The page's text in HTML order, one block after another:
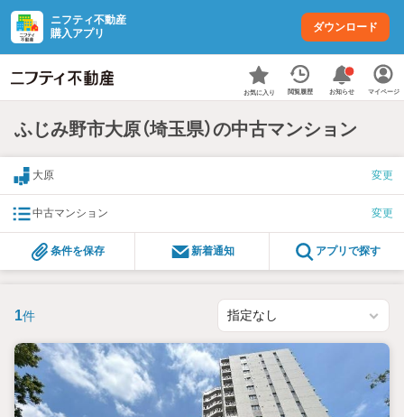
ニフティ不動産
購入アプリ
ダウンロード
お気に入り 閲覧履歴 お知らせ マイページ
ふじみ野市大原（埼玉県）の中古マンション
大原 変更
中古マンション 変更
条件を保存 新着通知 アプリで探す
1件